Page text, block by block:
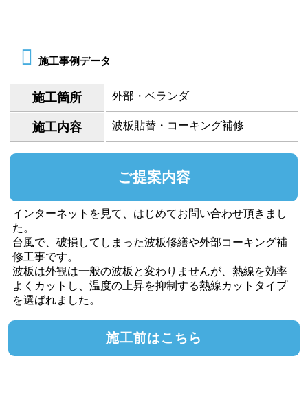
施工事例データ
施工箇所 外部・ベランダ
施工内容 波板貼替・コーキング補修
ご提案内容
インターネットを見て、はじめてお問い合わせ頂きまし
た。
台風で、破損してしまった波板修繕や外部コーキング補
修工事です。
波板は外観は一般の波板と変わりませんが、熱線を効率
よくカットし、温度の上昇を抑制する熱線カットタイプ
を選ばれました。
施工前はこちら